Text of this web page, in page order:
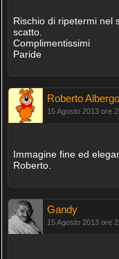
Rischio di ripetermi nel
scatto.
Complimentissimi
Paride
Roberto
15 Agosto 2013 ore
Immagine fine ed
Roberto.
Gandy
15 Agosto 2013 ore